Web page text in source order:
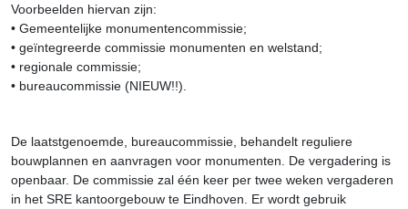
Voorbeelden hiervan zijn:
• Gemeentelijke monumentencommissie;
• geïntegreerde commissie monumenten en welstand;
• regionale commissie;
• bureaucommissie (NIEUW!!).
De laatstgenoemde, bureaucommissie, behandelt reguliere
bouwplannen en aanvragen voor monumenten. De vergadering is
openbaar. De commissie zal één keer per twee weken vergaderen
in het SRE kantoorgebouw te Eindhoven. Er wordt gebruik